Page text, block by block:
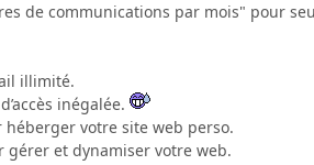
de communications par mois" pour
illimité.
inégalée.
héberger votre site web perso.
gérer et dynamiser votre web.